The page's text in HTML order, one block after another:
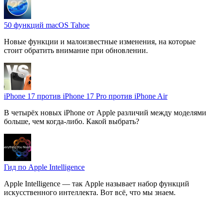
50 функций macOS Tahoe
Новые функции и малоизвестные изменения, на которые
стоит обратить внимание при обновлении.
iPhone 17 против iPhone 17 Pro против iPhone Air
В четырёх новых iPhone от Apple различий между моделями
больше, чем когда-либо. Какой выбрать?
Гид по Apple Intelligence
Apple Intelligence — так Apple называет набор функций
искусственного интеллекта. Вот всё, что мы знаем.